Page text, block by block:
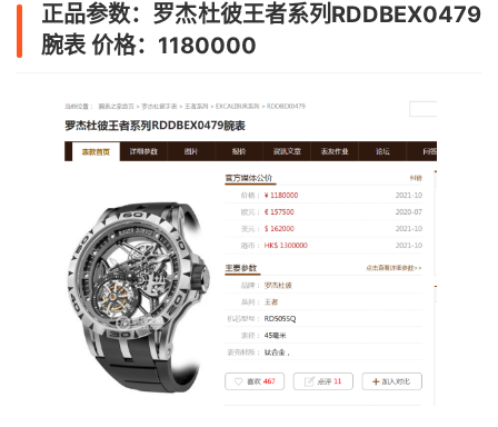
正品参数：罗杰杜彼王者系列RDDBEX0479
腕表 价格：1180000